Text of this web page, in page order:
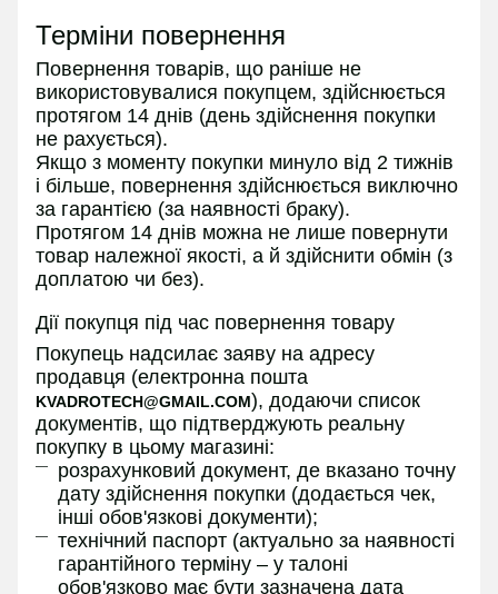
Терміни повернення
Повернення товарів, що раніше не
використовувалися покупцем, здійснюється
протягом 14 днів (день здійснення покупки
не рахується).
Якщо з моменту покупки минуло від 2 тижнів
і більше, повернення здійснюється виключно
за гарантією (за наявності браку).
Протягом 14 днів можна не лише повернути
товар належної якості, а й здійснити обмін (з
доплатою чи без).
Дії покупця під час повернення товару
Покупець надсилає заяву на адресу
продавця (електронна пошта
KVADROTECH@GMAIL.COM), додаючи список
документів, що підтверджують реальну
покупку в цьому магазині:
розрахунковий документ, де вказано точну
дату здійснення покупки (додається чек,
інші обов'язкові документи);
технічний паспорт (актуально за наявності
гарантійного терміну – у талоні
обов'язково має бути зазначена дата